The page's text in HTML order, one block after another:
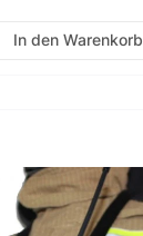
In den Warenkorb